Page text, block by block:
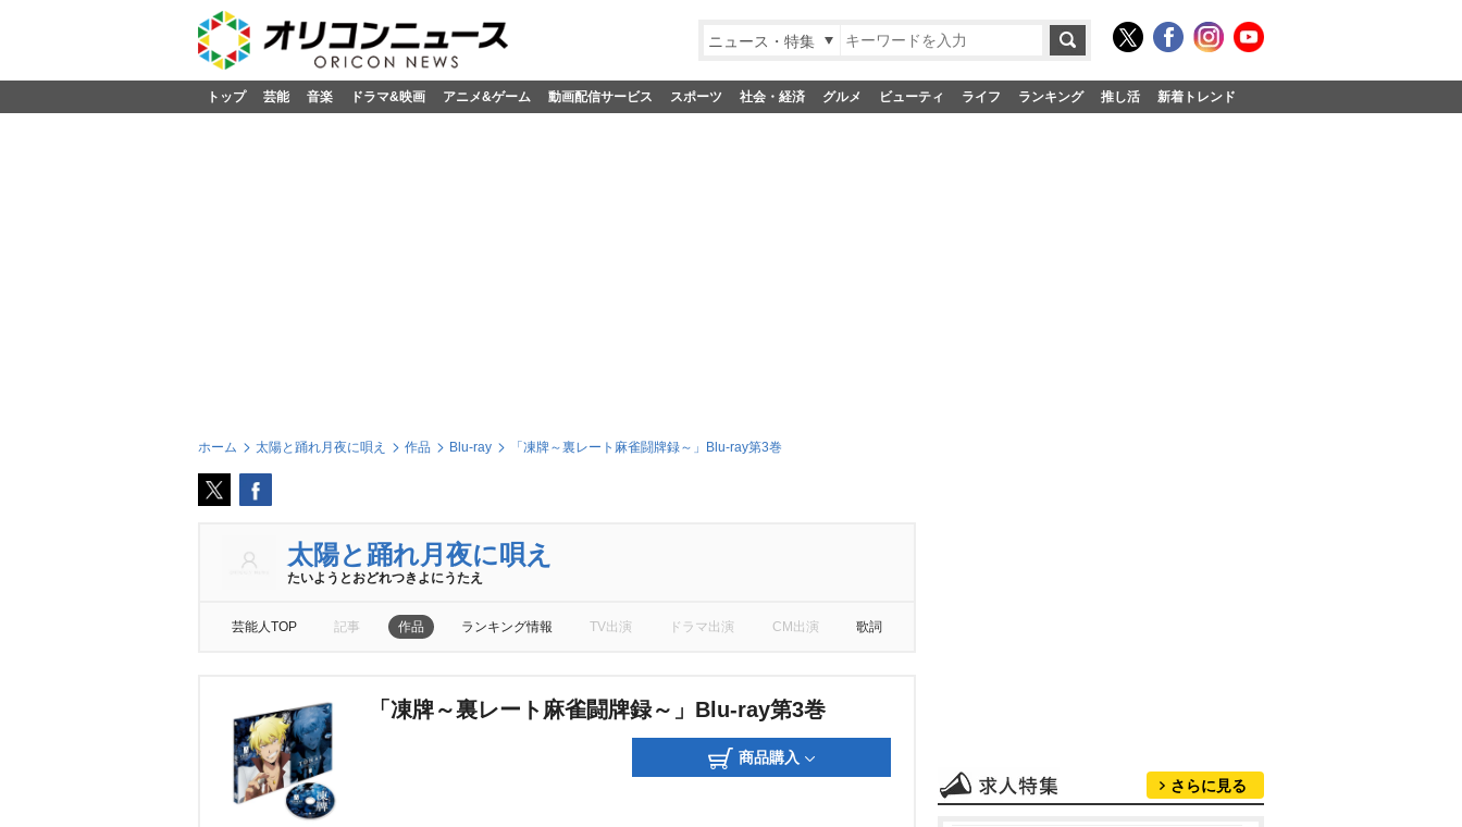
ニュース・特集
トップ 芸能 音楽 ドラマ&映画 アニメ&ゲーム 動画配信サービス スポーツ 社会・経済 グルメ ビューティ ライフ ランキング 推し活 新着トレンド
ホーム 太陽と踊れ月夜に唄え 作品 Blu-ray 「凍牌～裏レート麻雀闘牌録～」Blu-ray第3巻
太陽と踊れ月夜に唄え
たいようとおどれつきよにうたえ
芸能人TOP 記事 作品 ランキング情報 TV出演 ドラマ出演 CM出演 歌詞
「凍牌～裏レート麻雀闘牌録～」Blu-ray第3巻
商品購入
さらに見る